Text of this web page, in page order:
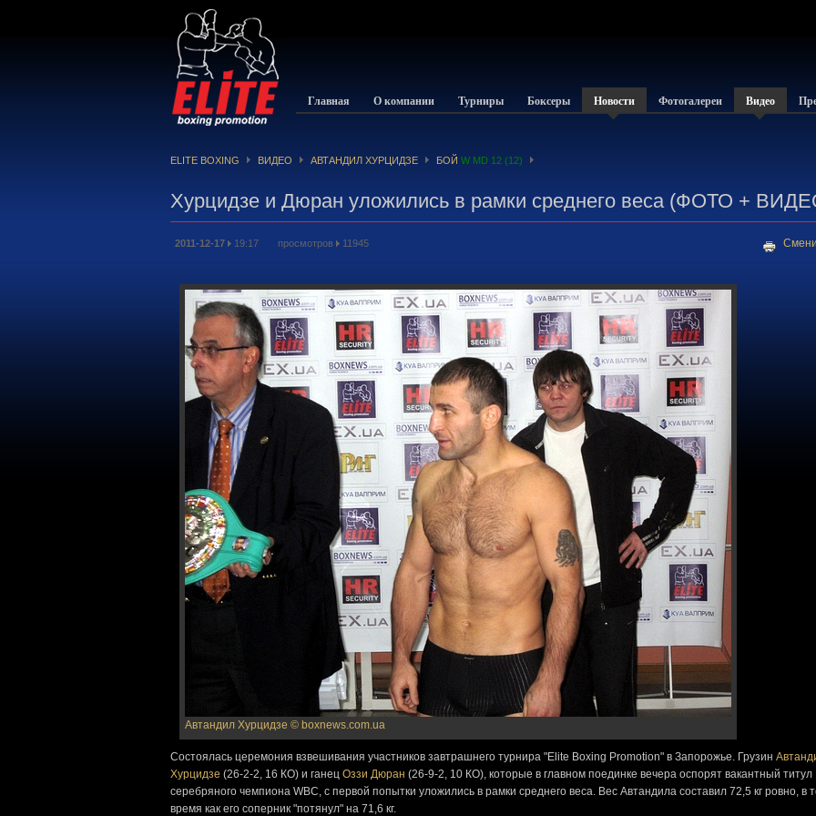
Главная О компании Турниры Боксеры Новости Фотогалереи Видео
ELITE BOXING ВИДЕО АВТАНДИЛ ХУРЦИДЗЕ БОЙ W MD 12 (12)
Хурцидзе и Дюран уложились в рамки среднего веса (ФОТО +
2011-12-17 19:17 просмотров 11945
Автандил Хурцидзе © boxnews.com.ua
Состоялась церемония взвешивания участников завтрашнего турнира "Elite Boxing Promotion" в Запорожье. Грузин
Хурцидзе (26-2-2, 16 КО) и ганец Оззи Дюран (26-9-2, 10 КО), которые в главном поединке вечера оспорят вакантный титул
серебряного чемпиона WBC, с первой попытки уложились в рамки среднего веса. Вес Автандила составил 72,5 кг ровно, в
время как его соперник "потянул" на 71,6 кг.